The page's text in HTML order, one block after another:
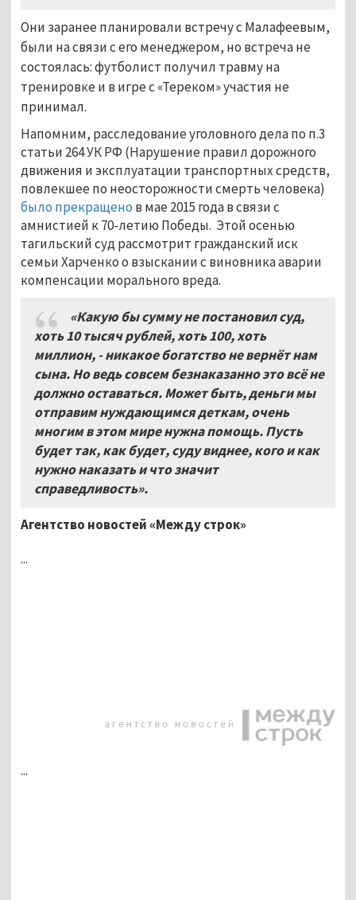
Они заранее планировали встречу с Малафеевым,
были на связи с его менеджером, но встреча не
состоялась: футболист получил травму на
тренировке и в игре с «Тереком» участия не
принимал.
Напомним, расследование уголовного дела по п.3
статьи 264 УК РФ (Нарушение правил дорожного
движения и эксплуатации транспортных средств,
повлекшее по неосторожности смерть человека)
было прекращено в мае 2015 года в связи с
амнистией к 70-летию Победы. Этой осенью
тагильский суд рассмотрит гражданский иск
семьи Харченко о взыскании с виновника аварии
компенсации морального вреда.
«Какую бы сумму не постановил суд,
хоть 10 тысяч рублей, хоть 100, хоть
миллион, - никакое богатство не вернёт нам
сына. Но ведь совсем безнаказанно это всё не
должно оставаться. Может быть, деньги мы
отправим нуждающимся деткам, очень
многим в этом мире нужна помощь. Пусть
будет так, как будет, суду виднее, кого и как
нужно наказать и что значит
справедливость».
Агентство новостей «Между строк»
...
...